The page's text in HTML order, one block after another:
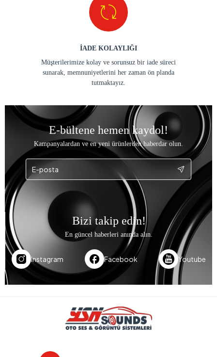
İADE KOLAYLIĞI
Müşterilerimize kolay ve sorunsuz bir iade süreci
sunarak, memnuniyetlerini her zaman ön planda
tutmaktayız.
E-bültene hemen kaydol!
Kampanyalardan ve en yeni ürünlerden haberdar olun.
Bizi takip edin!
En güncel haberleri anında alın.
Instagram Facebook Youtube